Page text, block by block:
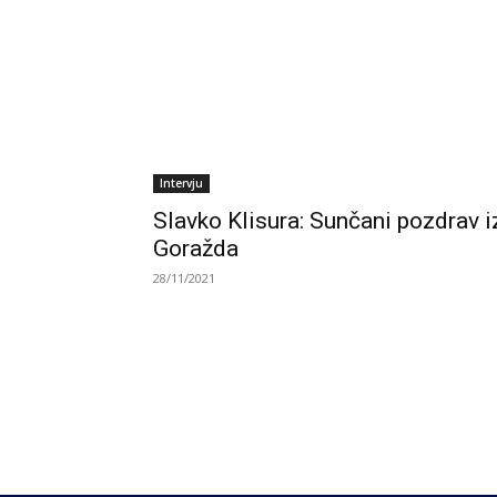
Intervju
Slavko Klisura: Sunčani pozdrav
Goražda
28/11/2021